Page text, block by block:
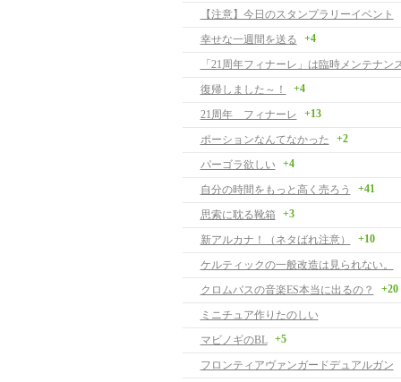
【注意】今日のスタンプラリーイベント
幸せな一週間を送る +4
「21周年フィナーレ」は臨時メンテナン
復帰しました～！
+4
21周年 フィナーレ +13
ポーションなんてなかった +2
パーゴラ欲しい +4
自分の時間をもっと高く売ろう +41
思索に耽る靴箱 +3
新アルカナ！（ネタばれ注意） +10
ケルティックの一般改造は見られない。
クロムバスの音楽ES本当に出るの？ +20
ミニチュア作りたのしい
マビノギのBL
+5
フロンティアヴァンガードデュアルガン